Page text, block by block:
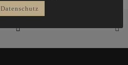
Datenschutz